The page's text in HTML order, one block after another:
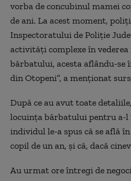
vorba de concubinul mamei
de ani. La acest moment,
Inspectoratului de Poliţie
activităţi complexe în
bărbatului, acesta aflându-
din Otopeni”, a menţionat
După ce au avut toate
locuința bărbatului pentru a-l
individul le-a spus că se află
copil de un an, și că, dacă
Au urmat ore întregi de